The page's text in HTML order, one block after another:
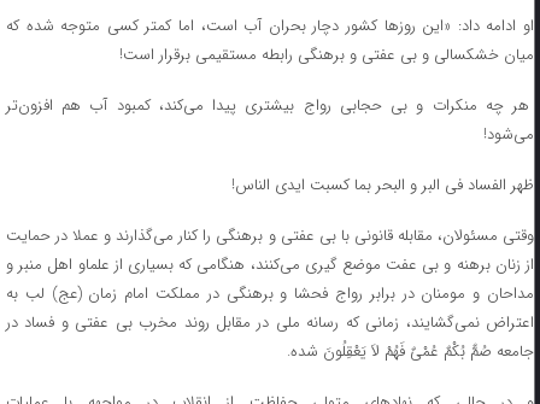
او ادامه داد: «این روز‌ها کشور دچار بحران آب است، اما کمتر کسی متوجه شده که
میان خشکسالی و بی عفتی و برهنگی رابطه مستقیمی برقرار است!
هر چه منکرات و بی حجابی رواج بیشتری پیدا می‌کند، کمبود آب هم افزون‌تر
می‌شود!
ظهر الفساد فی البر و البحر بما کسبت ایدی الناس!
وقتی مسئولان، مقابله قانونی با بی عفتی و برهنگی را کنار می‌گذارند و عملا در حمایت
از زنان برهنه و بی عفت موضع گیری می‌کنند، هنگامی که بسیاری از علماو اهل منبر و
مداحان و مومنان در برابر رواج فحشا و برهنگی در مملکت امام زمان (عج) لب به
اعتراض نمی‌گشایند، زمانی که رسانه ملی در مقابل روند مخرب بی عفتی و فساد در
جامعه صُمٌّ بُکْمٌ عُمْیٌ فَهُمْ لاَ یَعْقِلُونَ شده.